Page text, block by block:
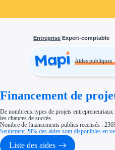
Entreprise Expert-comptable
Aides publiques
Aides publiques
Financement de
De nombreux types de projets
les chances de succès.
Nombre de financements publics recensés :
Seulement 29% des aides sont disponibles en
Liste des aides